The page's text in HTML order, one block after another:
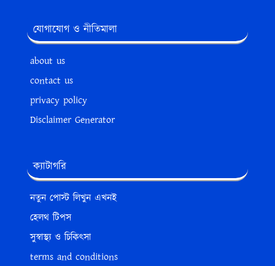
যোগাযোগ ও নীতিমালা
about us
contact us
privacy policy
Disclaimer Generator
ক্যাটাগরি
নতুন পোস্ট লিখুন এখনই
হেলথ টিপস
সুস্বাস্থ্য ও চিকিৎসা
terms and conditions